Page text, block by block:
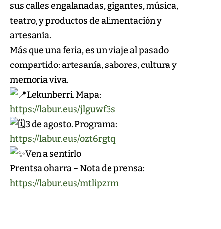
sus calles engalanadas, gigantes, música,
teatro, y productos de alimentación y
artesanía.
Más que una feria, es un viaje al pasado
compartido: artesanía, sabores, cultura y
memoria viva.
Lekunberri. Mapa:
https://labur.eus/jlguwf3s
3 de agosto. Programa:
https://labur.eus/ozt6rgtq
Ven a sentirlo
Prentsa oharra – Nota de prensa:
https://labur.eus/mtlipzrm